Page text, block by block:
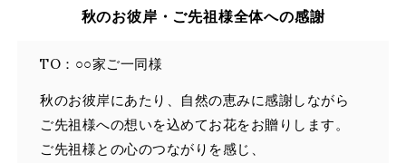
秋のお彼岸・ご先祖様全体への感謝
TO：○○家ご一同様
秋のお彼岸にあたり、自然の恵みに感謝しながら
ご先祖様への想いを込めてお花をお贈りします。
ご先祖様との心のつながりを感じ、